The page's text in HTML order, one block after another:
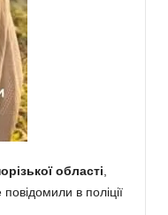
області
в поліції